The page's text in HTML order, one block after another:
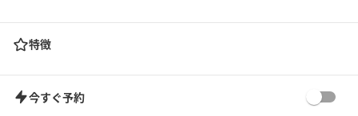
特徴
今すぐ予約